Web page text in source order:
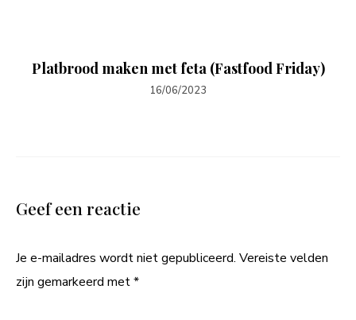
Platbrood maken met feta (Fastfood Friday)
16/06/2023
Geef een reactie
Je e-mailadres wordt niet gepubliceerd. Vereiste velden
zijn gemarkeerd met*